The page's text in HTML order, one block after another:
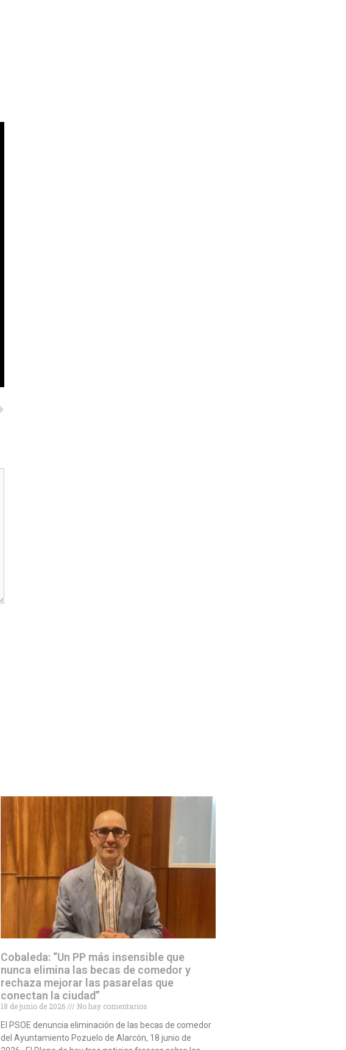
Cobaleda: “Un PP más insensible que
nunca elimina las becas de comedor y
rechaza mejorar las pasarelas que
conectan la ciudad”
18 de junio de 2026
No hay comentarios
El PSOE denuncia eliminación de las becas de comedor
del Ayuntamiento Pozuelo de Alarcón, 18 junio de